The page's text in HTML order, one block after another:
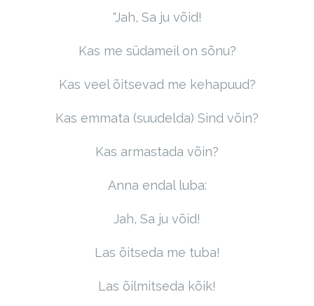
Jah, Sa ju võid!
Kas me südameil on sõnu?
Kas veel õitsevad me kehapuud?
Kas emmata (suudelda) Sind võin?
Kas armastada võin?
Anna endal luba:
Jah, Sa ju võid!
Las õitseda me tuba!
Las õilmitseda kõik!